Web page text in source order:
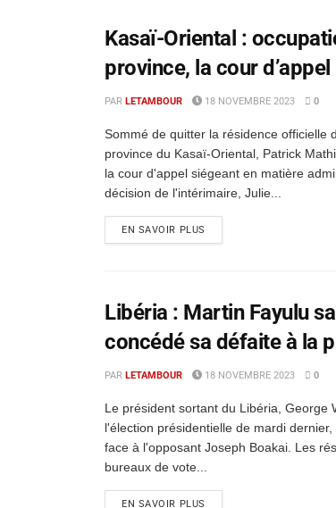
Kasaï-Oriental :
province, la cour
PAR LETAMBOUR 18 NOVEMBRE 2023 0
Sommé de quitter la résidence officielle
province du Kasaï-Oriental, Patrick
la cour d'appel siégeant en matière
décision de l'intérimaire, Julie...
EN SAVOIR PLUS
Libéria : Martin Fayulu
concédé sa défaite à la
PAR LETAMBOUR 18 NOVEMBRE 2023 0
Le président sortant du Libéria, George
l'élection présidentielle de mardi dernier,
face à l'opposant Joseph Boakai. Les
bureaux de vote...
EN SAVOIR PLUS